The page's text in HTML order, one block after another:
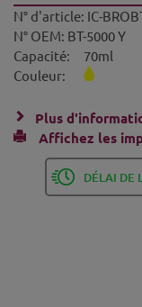
N° d'article: IC-
N° OEM: BT-5000 Y
Capacité:
70ml
Couleur:
Plus
Affichez les
DÉLAI DE